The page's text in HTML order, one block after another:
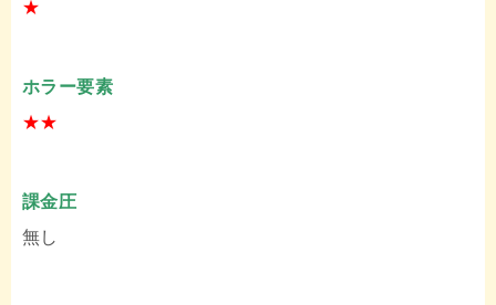
★
ホラー要素
★★
課金圧
無し